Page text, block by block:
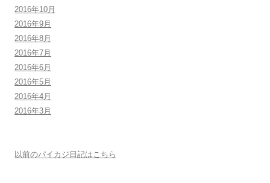
2016年10月
2016年9月
2016年8月
2016年7月
2016年6月
2016年5月
2016年4月
2016年3月
以前のパイカジ日記はこちら